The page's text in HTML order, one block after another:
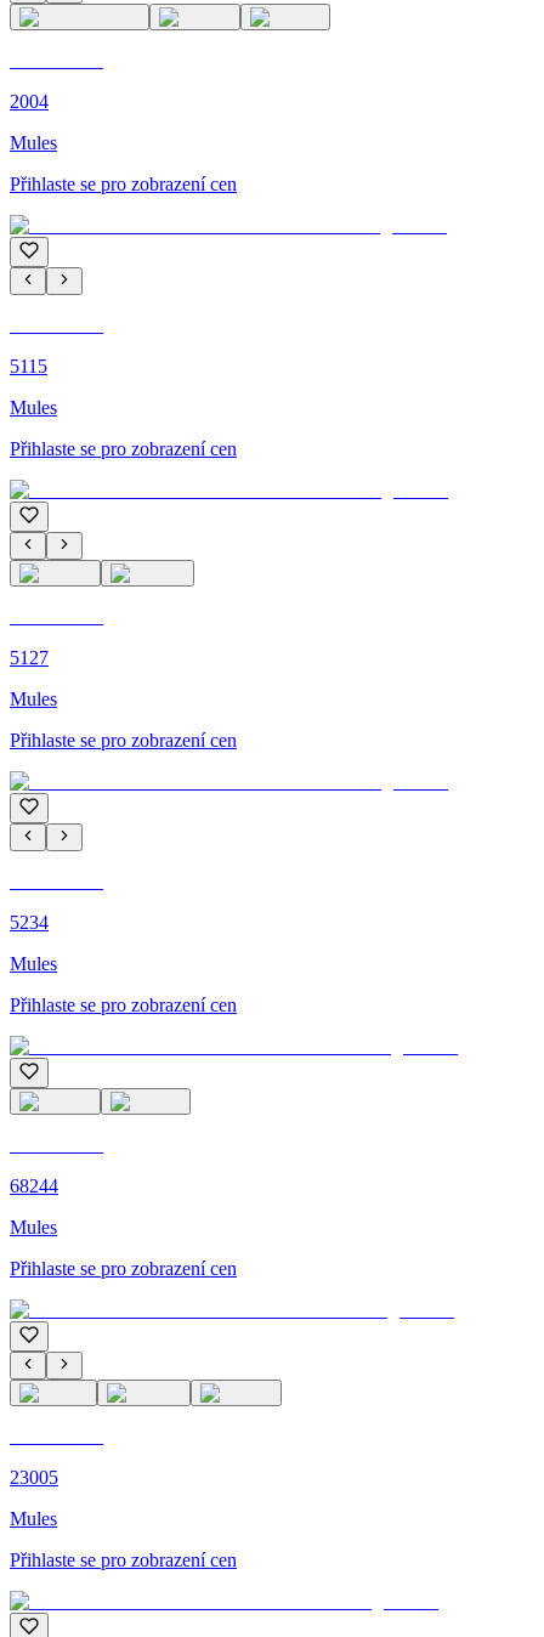
2004
Mules
Přihlaste se pro zobrazení cen
5115
Mules
Přihlaste se pro zobrazení cen
5127
Mules
Přihlaste se pro zobrazení cen
5234
Mules
Přihlaste se pro zobrazení cen
68244
Mules
Přihlaste se pro zobrazení cen
23005
Mules
Přihlaste se pro zobrazení cen